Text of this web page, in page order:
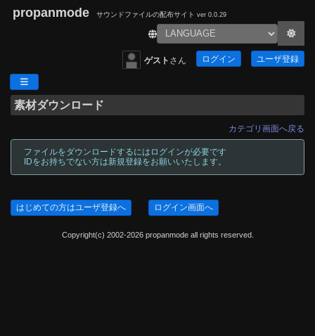
propanmode サウンドファイルの配布サイト ver 0.0.29
ゲスト さん ログイン ユーザ登録
素材ダウンロード
カテゴリ画面へ戻る
ファイルをダウンロードするにはログインが必要です
IDをお持ちでない方は新規登録をお願いいたします。
はじめての方はユーザ登録へ ログイン画面へ
Copyright(c) 2002-2026 propanmode all rights reserved.